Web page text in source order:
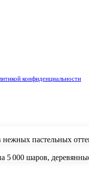
конфиденциальности
пастельных
5 000 шаров,